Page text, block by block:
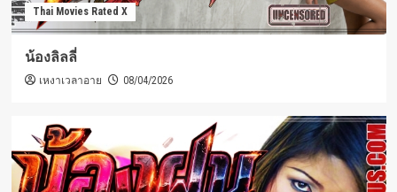
Thai Movies Rated X
น้องลิลลี่
เหงาเวลาอาย 08/04/2026